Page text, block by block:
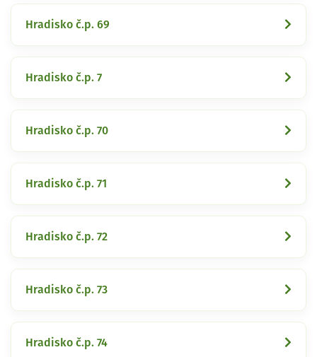
Hradisko č.p. 69
Hradisko č.p. 7
Hradisko č.p. 70
Hradisko č.p. 71
Hradisko č.p. 72
Hradisko č.p. 73
Hradisko č.p. 74